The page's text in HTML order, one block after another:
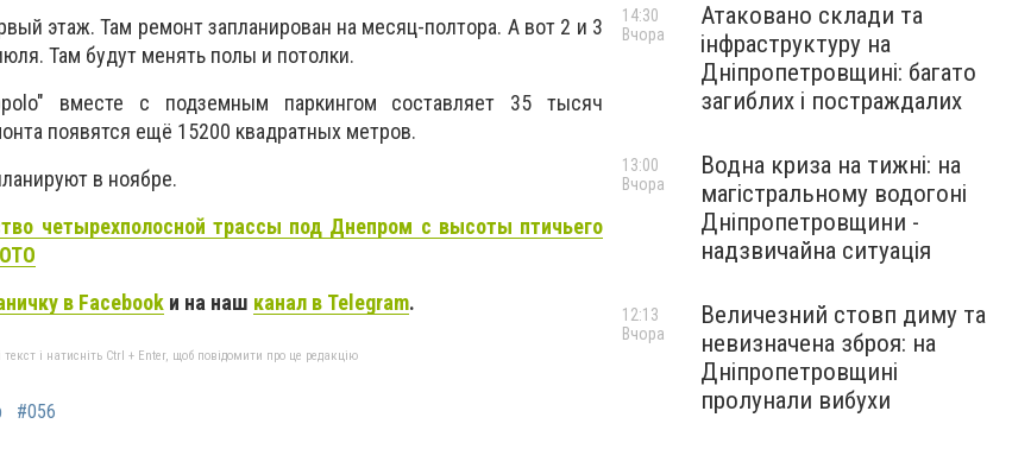
этаж. Там ремонт запланирован на месяц-полтора. А вот 2 и 3
Там будут менять полы и потолки.
вместе с подземным паркингом составляет 35 тысяч
появятся ещё 15200 квадратных метров.
в ноябре.
четырехполосной трассы под Днепром с высоты птичьего
в Facebook и на наш канал в Telegram.
і натисніть Ctrl + Enter, щоб повідомити про це редакцію
#056
Атаковано склади та
інфраструктуру на
Дніпропетровщині: багато
загиблих і постраждалих
14:30
Вчора
Водна криза на тижні: на
магістральному водогоні
Дніпропетровщини -
надзвичайна ситуація
13:00
Вчора
Величезний стовп диму та
невизначена зброя: на
Дніпропетровщині
пролунали вибухи
12:13
Вчора